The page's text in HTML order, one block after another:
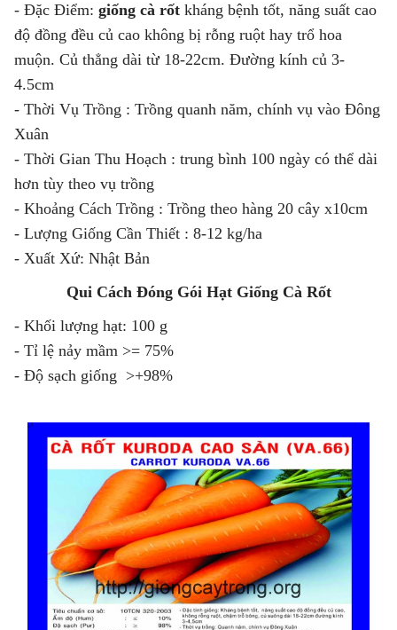
- Đặc Điểm: giống cà rốt kháng bệnh tốt, năng suất cao
độ đồng đều củ cao không bị rỗng ruột hay trổ hoa
muộn. Củ thẳng dài từ 18-22cm. Đường kính củ 3-
4.5cm
- Thời Vụ Trồng : Trồng quanh năm, chính vụ vào Đông
Xuân
- Thời Gian Thu Hoạch : trung bình 100 ngày có thể dài
hơn tùy theo vụ trồng
- Khoảng Cách Trồng : Trồng theo hàng 20 cây x10cm
- Lượng Giống Cần Thiết : 8-12 kg/ha
- Xuất Xứ: Nhật Bản
Qui Cách Đóng Gói Hạt Giống Cà Rốt
- Khối lượng hạt: 100 g
- Tỉ lệ nảy mầm >= 75%
- Độ sạch giống >+98%